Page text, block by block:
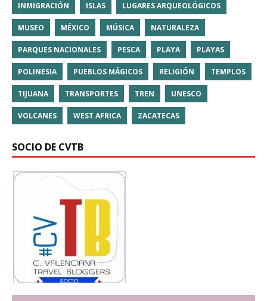
INMIGRACIÓN ISLAS LUGARES ARQUEOLÓGICOS
MUSEO MÉXICO MÚSICA NATURALEZA
PARQUES NACIONALES PESCA PLAYA PLAYAS
POLINESIA PUEBLOS MÁGICOS RELIGIÓN TEMPLOS
TIJUANA TRANSPORTES TREN UNESCO
VOLCANES WEST AFRICA ZACATECAS
SOCIO DE CVTB